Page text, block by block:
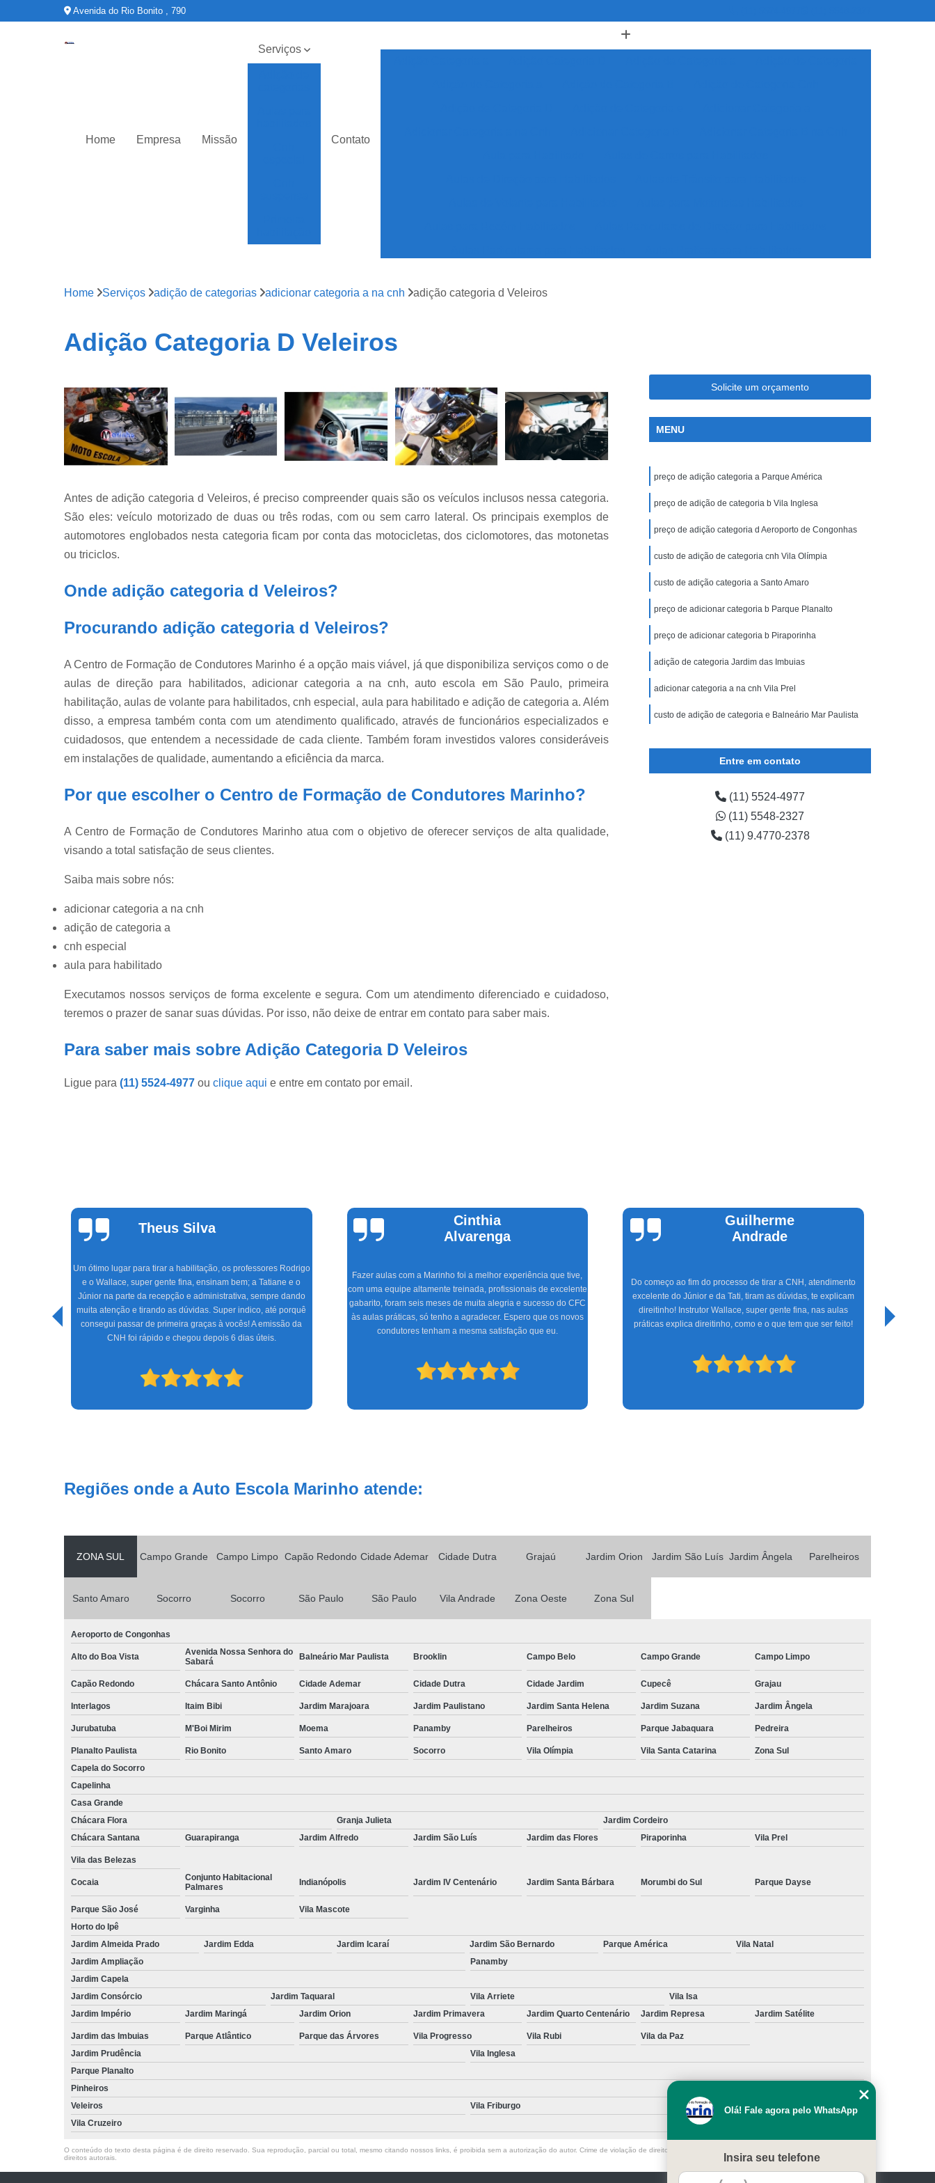
Avenida do Rio Bonito , 790
Home Empresa Missão
Serviços
Contato
Auto Escola Especializada em Cnh Especial
Carteira Cnh Suspensa
Cnh Suspensa e Cassada
Cnh Suspensa Ou Cassada
Cnh Suspensa por Pontos
Cnh Suspensa Reciclagem
Cnh Suspensa Recurso
Reabilitação de Cnh Suspensa
Recuperar Cnh Suspensa
Recurso Cnh Suspensa
Regularização de Cnh Suspensa
Cnh Primeira Habilitação
Primeira Carteira de Habilitação
Primeira Habilitação a
Primeira Habilitação Auto Escola
Primeira Habilitação B
Primeira Habilitação Carro e Moto
Primeira Habilitação de Moto
Tirar Primeira Habilitação
Home Serviços adição de categorias adicionar categoria a na cnh adição categoria d Veleiros
Adição Categoria D Veleiros
Antes de adição categoria d Veleiros, é preciso compreender quais são os veículos inclusos nessa categoria.
São eles: veículo motorizado de duas ou três rodas, com ou sem carro lateral. Os principais exemplos de
automotores englobados nesta categoria ficam por conta das motocicletas, dos ciclomotores, das motonetas
ou triciclos.
Onde adição categoria d Veleiros?
Procurando adição categoria d Veleiros?
A Centro de Formação de Condutores Marinho é a opção mais viável, já que disponibiliza serviços como o de
aulas de direção para habilitados, adicionar categoria a na cnh, auto escola em São Paulo, primeira
habilitação, aulas de volante para habilitados, cnh especial, aula para habilitado e adição de categoria a. Além
disso, a empresa também conta com um atendimento qualificado, através de funcionários especializados e
cuidadosos, que entendem a necessidade de cada cliente. Também foram investidos valores consideráveis
em instalações de qualidade, aumentando a eficiência da marca.
Por que escolher o Centro de Formação de Condutores Marinho?
A Centro de Formação de Condutores Marinho atua com o objetivo de oferecer serviços de alta qualidade,
visando a total satisfação de seus clientes.
Saiba mais sobre nós:
adicionar categoria a na cnh
adição de categoria a
cnh especial
aula para habilitado
Executamos nossos serviços de forma excelente e segura. Com um atendimento diferenciado e cuidadoso,
teremos o prazer de sanar suas dúvidas. Por isso, não deixe de entrar em contato para saber mais.
Para saber mais sobre Adição Categoria D Veleiros
Ligue para (11) 5524-4977 ou clique aqui e entre em contato por email.
Solicite um orçamento
MENU
preço de adição categoria a Parque América
preço de adição de categoria b Vila Inglesa
preço de adição categoria d Aeroporto de Congonhas
custo de adição de categoria cnh Vila Olímpia
custo de adição categoria a Santo Amaro
preço de adicionar categoria b Parque Planalto
preço de adicionar categoria b Piraporinha
adição de categoria Jardim das Imbuias
adicionar categoria a na cnh Vila Prel
custo de adição de categoria e Balneário Mar Paulista
Entre em contato
(11) 5524-4977
(11) 5548-2327
(11) 9.4770-2378
Theus Silva
Um ótimo lugar para tirar a habilitação, os professores Rodrigo
e o Wallace, super gente fina, ensinam bem; a Tatiane e o
Júnior na parte da recepção e administrativa, sempre dando
muita atenção e tirando as dúvidas. Super indico, até porquê
consegui passar de primeira graças à vocês! A emissão da
CNH foi rápido e chegou depois 6 dias úteis.
Cinthia
Alvarenga
Fazer aulas com a Marinho foi a melhor experiência que tive,
com uma equipe altamente treinada, profissionais de excelente
gabarito, foram seis meses de muita alegria e sucesso do CFC
às aulas práticas, só tenho a agradecer. Espero que os novos
condutores tenham a mesma satisfação que eu.
Guilherme
Andrade
Do começo ao fim do processo de tirar a CNH, atendimento
excelente do Júnior e da Tati, tiram as dúvidas, te explicam
direitinho! Instrutor Wallace, super gente fina, nas aulas
práticas explica direitinho, como e o que tem que ser feito!
Regiões onde a Auto Escola Marinho atende:
ZONA SUL Campo Grande Campo Limpo Capão Redondo Cidade Ademar Cidade Dutra Grajaú Jardim Orion Jardim São Luís Jardim Ângela Parelheiros
Santo Amaro Socorro Socorro São Paulo São Paulo Vila Andrade Zona Oeste Zona Sul
Aeroporto de Congonhas
Alto do Boa Vista
Avenida Nossa Senhora do
Sabará
Balneário Mar Paulista Brooklin Campo Belo Campo Grande Campo Limpo
Capão Redondo Chácara Santo Antônio Cidade Ademar Cidade Dutra Cidade Jardim Cupecê Grajau
Interlagos Itaim Bibi Jardim Marajoara Jardim Paulistano Jardim Santa Helena Jardim Suzana Jardim Ângela
Jurubatuba M'Boi Mirim Moema Panamby Parelheiros Parque Jabaquara Pedreira
Planalto Paulista Rio Bonito Santo Amaro Socorro Vila Olímpia Vila Santa Catarina
Zona Sul
Capela do Socorro
Capelinha
Casa Grande
Chácara Flora
Granja Julieta
Jardim Cordeiro
Chácara Santana
Guarapiranga Jardim Alfredo Jardim São Luís Jardim das Flores Piraporinha Vila Prel
Vila das Belezas
Cocaia
Conjunto Habitacional
Palmares
Indianópolis Jardim IV Centenário Jardim Santa Bárbara Morumbi do Sul Parque Dayse
Parque São José Varginha
Vila Mascote
Horto do Ipê
Jardim Almeida Prado
Jardim Edda Jardim Icaraí Jardim São Bernardo Parque América
Vila Natal
Jardim Ampliação
Panamby
Jardim Capela
Jardim Consórcio
Jardim Taquaral Vila Arriete
Vila Isa
Jardim Império
Jardim Maringá Jardim Orion Jardim Primavera Jardim Quarto Centenário Jardim Represa Jardim Satélite
Jardim das Imbuias Parque Atlântico Parque das Árvores Vila Progresso Vila Rubi
Vila da Paz
Jardim Prudência
Vila Inglesa
Parque Planalto
Pinheiros
Veleiros
Vila Friburgo
Vila Cruzeiro
O conteúdo do texto desta página é de direito reservado. Sua reprodução, parcial ou total, mesmo citando nossos links, é proibida sem a autorização do autor. Crime de violação de direito autoral – artigo 184 do Código Penal –
direitos autorais
Olá! Fale agora pelo WhatsApp
Insira seu telefone